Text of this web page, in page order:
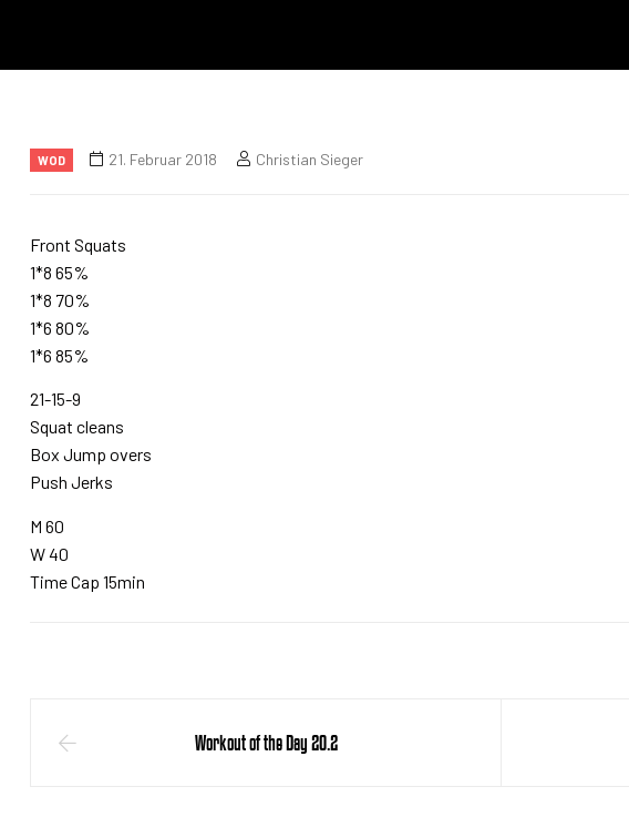
WOD 21. Februar 2018 Christian Sieger
Front Squats
1*8 65%
1*8 70%
1*6 80%
1*6 85%
21-15-9
Squat cleans
Box Jump overs
Push Jerks
M 60
W 40
Time Cap 15min
Workout of the Day 20.2